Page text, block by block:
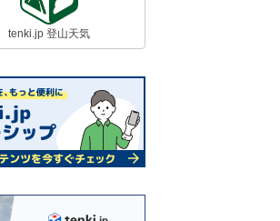
tenki.jp 登山天気